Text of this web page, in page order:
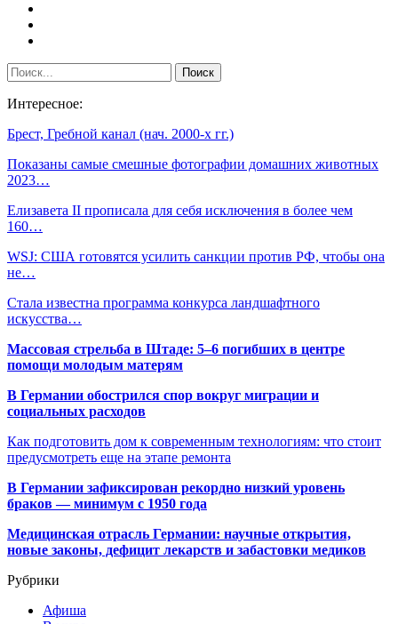
Интересное:
Брест, Гребной канал (нач. 2000-х гг.)
Показаны самые смешные фотографии домашних животных
2023…
Елизавета II прописала для себя исключения в более чем
160…
WSJ: США готовятся усилить санкции против РФ, чтобы она
не…
Стала известна программа конкурса ландшафтного
искусства…
Массовая стрельба в Штаде: 5–6 погибших в центре
помощи молодым матерям
В Германии обострился спор вокруг миграции и
социальных расходов
Как подготовить дом к современным технологиям: что стоит
предусмотреть еще на этапе ремонта
В Германии зафиксирован рекордно низкий уровень
браков — минимум с 1950 года
Медицинская отрасль Германии: научные открытия,
новые законы, дефицит лекарств и забастовки медиков
Рубрики
Афиша